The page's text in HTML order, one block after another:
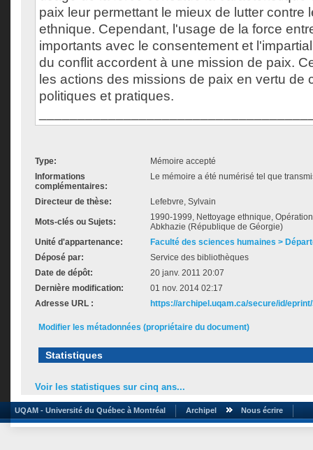
paix leur permettant le mieux de lutter contre
ethnique. Cependant, l'usage de la force
importants avec le consentement et
du conflit accordent à une mission de paix.
les actions des missions de paix en vertu de
politiques et pratiques.
Type:
Mémoire accepté
Informations
complémentaires:
Le mémoire a été numérisé tel que
Directeur de thèse: Lefebvre, Sylvain
Mots-clés ou Sujets:
1990-1999, Nettoyage ethnique,
Abkhazie (République de Géorgie)
Unité d'appartenance:
Faculté des sciences humaines >
Déposé par:
Service des bibliothèques
Date de dépôt:
20 janv. 2011 20:07
Dernière modification:
01 nov. 2014 02:17
Adresse URL :
https://archipel.uqam.ca/secure/id/
Modifier les métadonnées (propriétaire du document)
Statistiques
Voir les statistiques sur cinq ans...
UQAM - Université du Québec à Montréal Archipel Nous écrire